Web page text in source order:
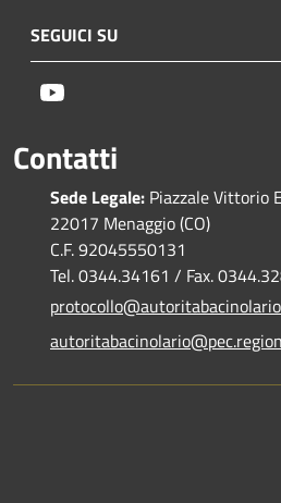
SEGUICI SU
Contatti
Sede Legale: Piazzale Vittorio
22017 Menaggio (CO)
C.F. 92045550131
Tel. 0344.34161 / Fax.